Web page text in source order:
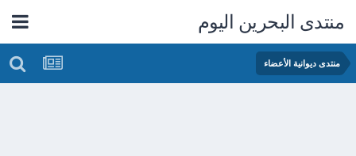
منتدى البحرين اليوم
منتدى ديوانية الأعضاء